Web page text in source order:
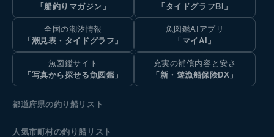
「船釣りマガジン」
「タイドグラフBI」
全国の潮汐情報
「潮見表・タイドグラフ」
魚図鑑AIアプリ
「マイAI」
魚図鑑サイト
「写真から探せる魚図鑑」
充実の補償内容と安さ
「新・遊漁船保険DX」
都道府県の釣り船リスト
人気市町村の釣り船リスト